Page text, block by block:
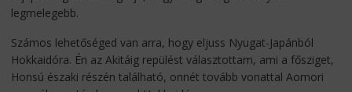
legmelegebb.
Számos lehetőséged van arra, hogy eljuss Nyugat-Japánból
Hokkaidóra. Én az Akitáig repülést választottam, ami a fősziget,
Honsú északi részén található, onnét tovább vonattal Aomori